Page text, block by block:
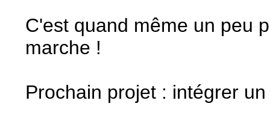
C'est quand même un peu
marche !
Prochain projet : intégrer